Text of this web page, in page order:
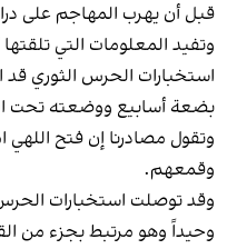
قبل أن يهرب المهاجم على
وتفيد المعلومات التي
استخبارات الحرس الثوري
بضعة أسابيع ووضعته تحت
وتقول مصادرنا إن فتح
وقمعهم.
وقد توصلت استخبارات
وحيداً وهو مرتبط بجزء من